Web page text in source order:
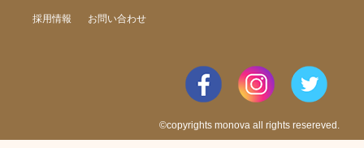
採用情報 お問い合わせ
©copyrights monova all rights resereved.